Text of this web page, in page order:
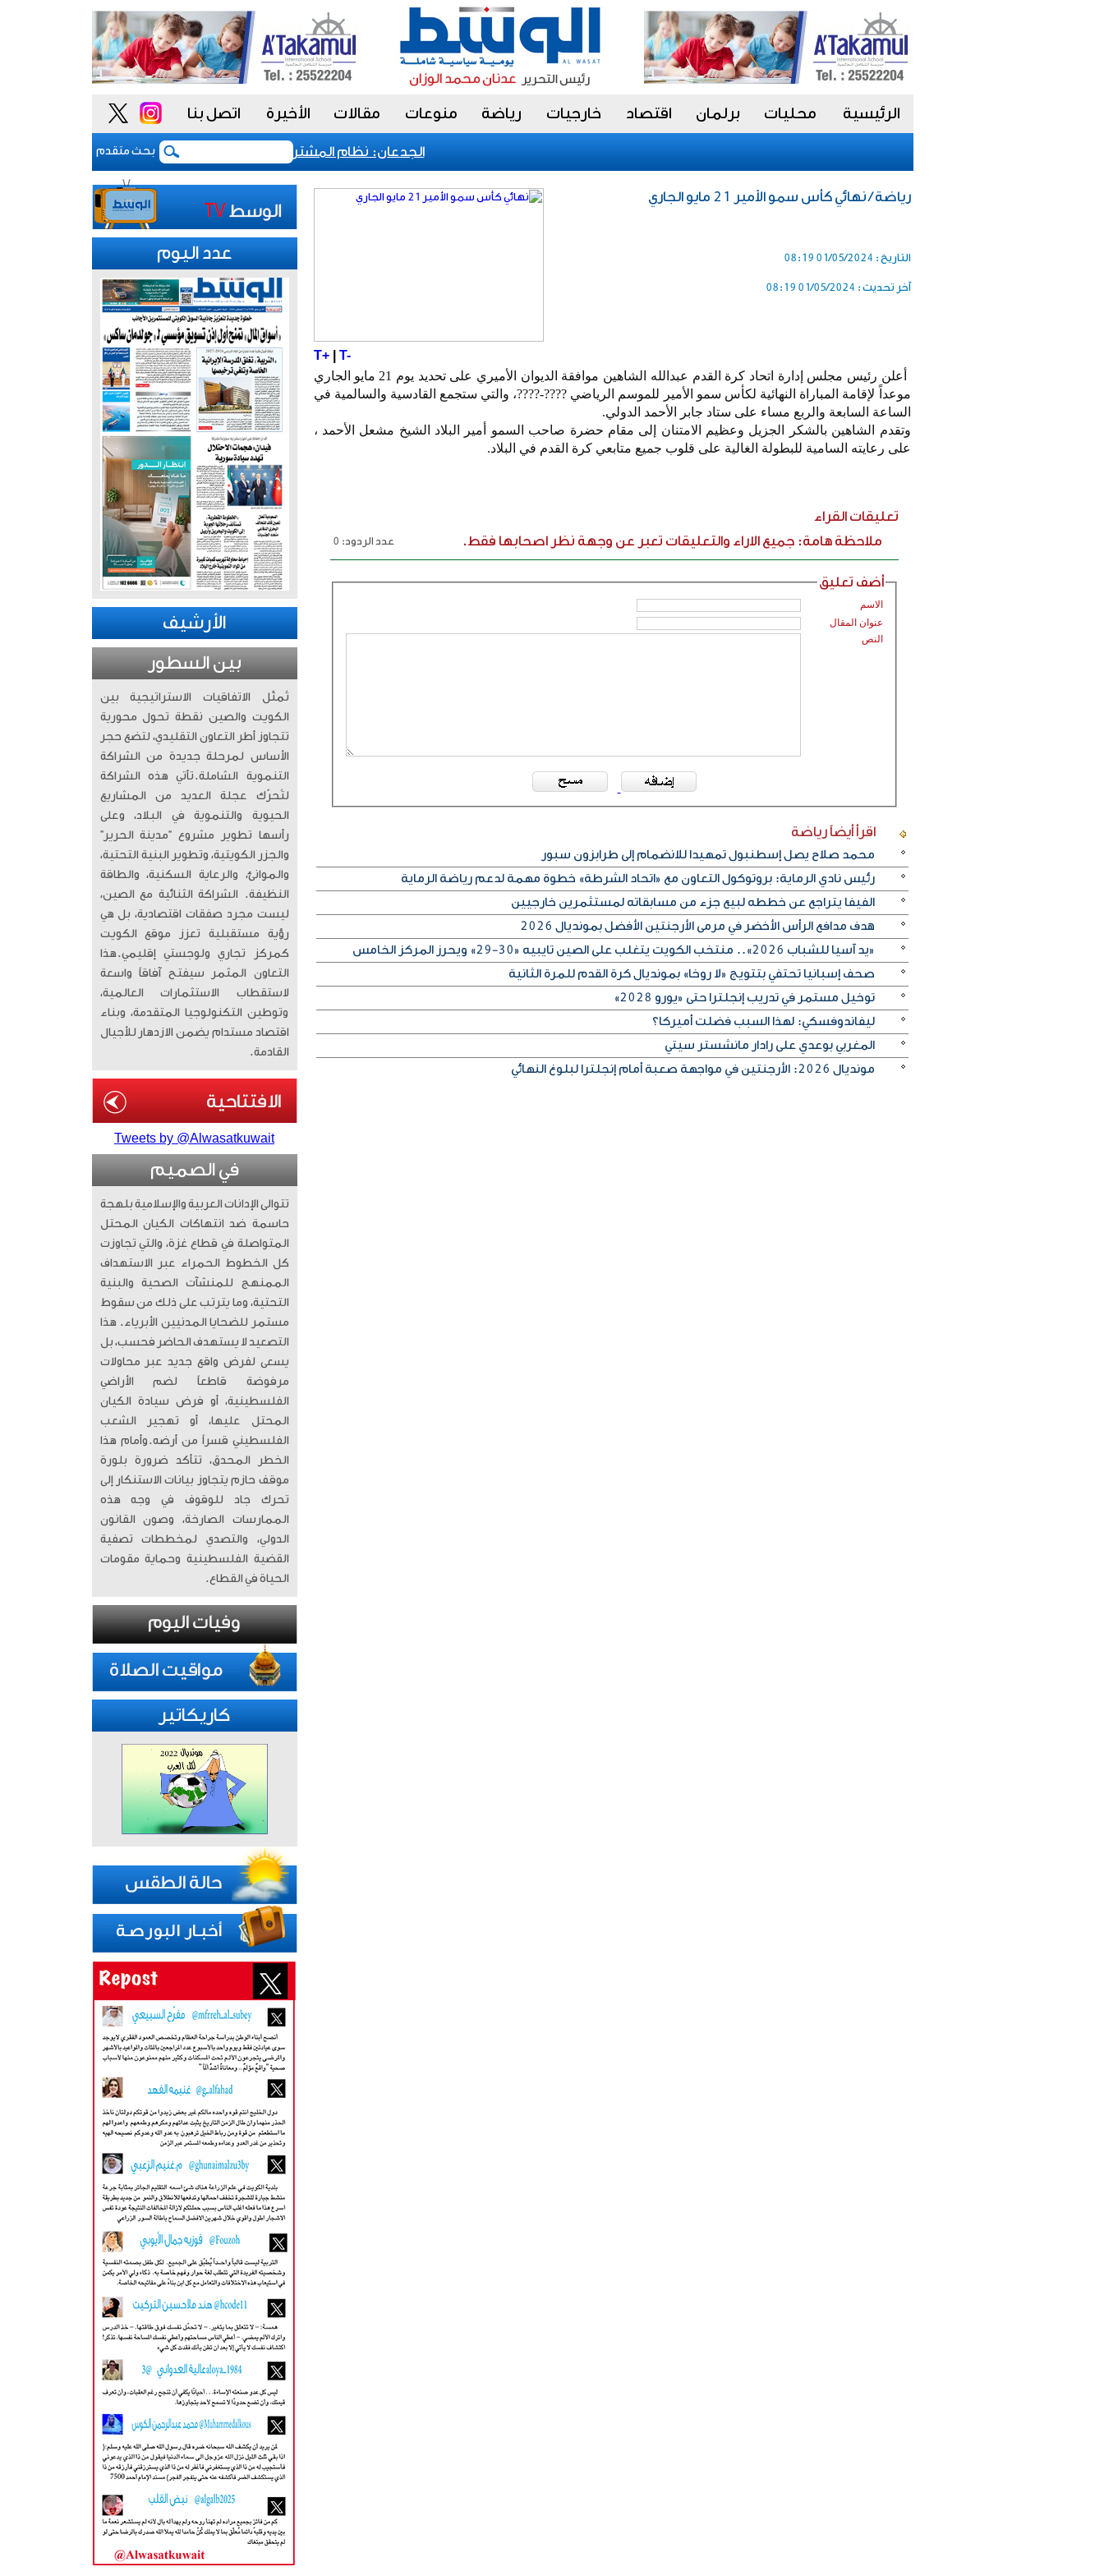
الرئيسية محليات برلمان اقتصاد خارجيات رياضة منوعات مقالات الأخيرة اتصل بنا
بحث متقدم
الجدعان: نظام المشتريات يمنح الحكومة السعودية أدوات أكثر مرونة
رياضة / نهائي كأس سمو الأمير 21 مايو الجاري
التاريخ : 01/05/2024 08:19
آخر تحديث : 01/05/2024 08:19
T+| T-
أعلن رئيس مجلس إدارة اتحاد كرة القدم عبدالله الشاهين موافقة الديوان الأميري على تحديد يوم 21 مايو الجاري
موعداً لإقامة المباراة النهائية لكأس سمو الأمير للموسم الرياضي ????-????، والتي ستجمع القادسية والسالمية في
الساعة السابعة والربع مساء على ستاد جابر الأحمد الدولي.
‏وتقدم الشاهين بالشكر الجزيل وعظيم الامتنان إلى مقام حضرة صاحب السمو أمير البلاد الشيخ مشعل الأحمد ،
على رعايته السامية للبطولة الغالية على قلوب جميع متابعي كرة القدم في البلاد.
تعليقات القراء
ملاحظة هامة: جميع الاراء والتعليقات تعبر عن وجهة نظر اصحابها فقط.
عدد الردود: 0
أضف تعليق
الاسم
عنوان المقال
النص
اقرأ أيضاًرياضة
محمد صلاح يصل إسطنبول تمهيدا للانضمام إلى طرابزون سبور
رئيس نادي الرماية: بروتوكول التعاون مع «اتحاد الشرطة» خطوة مهمة لدعم رياضة الرماية
الفيفا يتراجع عن خططه لبيع جزء من مسابقاته لمستثمرين خارجيين
هدف مدافع الرأس الأخضر في مرمى الأرجنتين الأفضل بمونديال 2026
«يد آسيا للشباب 2026».. منتخب الكويت يتغلب على الصين تايبيه «30-29» ويحرز المركز الخامس
صحف إسبانيا تحتفي بتتويج «لا روخا» بمونديال كرة القدم للمرة الثانية
توخيل مستمر في تدريب إنجلترا حتى «يورو 2028»
ليفاندوفسكي: لهذا السبب فضلت أميركا؟
المغربي بوعدي على رادار مانشستر سيتي
مونديال 2026: الأرجنتين في مواجهة صعبة أمام إنجلترا لبلوغ النهائي
عدد اليوم
الأرشيف
بين السطور
تُمثّل الاتفاقيات الاستراتيجية بين
الكويت والصين نقطة تحول محورية
تتجاوز أطر التعاون التقليدي، لتضع حجر
الأساس لمرحلة جديدة من الشراكة
التنموية الشاملة. ​تأتي هذه الشراكة
لتُحرّك عجلة العديد من المشاريع
الحيوية والتنموية في البلاد، وعلى
رأسها تطوير مشروع “مدينة الحرير”
والجزر الكويتية، وتطوير البنية التحتية،
والموانئ، والرعاية السكنية، والطاقة
النظيفة. الشراكة الثنائية مع الصين،
ليست مجرد صفقات اقتصادية، بل هي
رؤية مستقبلية تعزز موقع الكويت
كمركز تجاري ولوجستي إقليمي. ​هذا
التعاون المثمر سيفتح آفاقاً واسعة
لاستقطاب الاستثمارات العالمية،
وتوطين التكنولوجيا المتقدمة، وبناء
اقتصاد مستدام يضمن الازدهار للأجيال
القادمة.
Tweets by @Alwasatkuwait
في الصميم
تتوالى الإدانات العربية والإسلامية بلهجة
حاسمة ضد انتهاكات الكيان المحتل
المتواصلة في قطاع غزة، والتي تجاوزت
كل الخطوط الحمراء عبر الاستهداف
الممنهج للمنشآت الصحية والبنية
التحتية، وما يترتب على ذلك من سقوط
مستمر للضحايا المدنيين الأبرياء. ​ هذا
التصعيد لا يستهدف الحاضر فحسب، بل
يسعى لفرض واقع جديد عبر محاولات
مرفوضة قاطعاً لضم الأراضي
الفلسطينية، أو فرض سيادة الكيان
المحتل عليها، أو تهجير الشعب
الفلسطيني قسراً من أرضه. ​وأمام هذا
الخطر المحدق، تتأكد ضرورة بلورة
موقف حازم يتجاوز بيانات الاستنكار إلى
تحرك جاد للوقوف في وجه هذه
الممارسات الصارخة، وصون القانون
الدولي، والتصدي لمخططات تصفية
القضية الفلسطينية وحماية مقومات
الحياة في القطاع.
كاريكاتير